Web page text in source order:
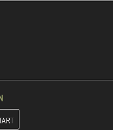
in de volgende stap je